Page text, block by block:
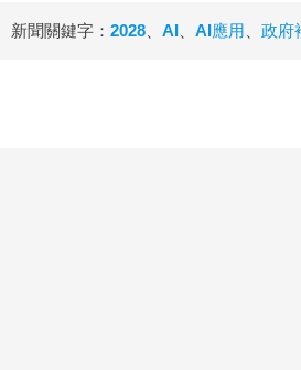
新聞關鍵字： 2028、 AI、 AI應用、 政府